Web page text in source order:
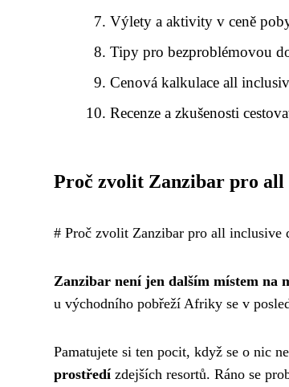
Výlety a aktivity v ceně
Tipy pro bezproblémovou
Cenová kalkulace all
Recenze a zkušenosti
Proč zvolit Zanzibar pro all
# Proč zvolit Zanzibar pro all inclusive
Zanzibar není jen dalším místem na
u východního pobřeží Afriky se v
Pamatujete si ten pocit, když se o nic
prostředízdejších resortů. Ráno se